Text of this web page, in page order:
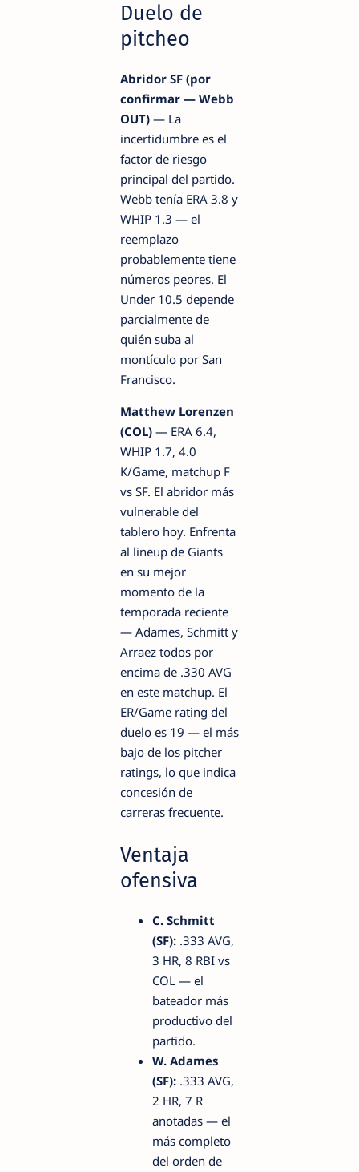
Duelo de
pitcheo
Abridor SF (por
confirmar — Webb
OUT) — La
incertidumbre es el
factor de riesgo
principal del partido.
Webb tenía ERA 3.8 y
WHIP 1.3 — el
reemplazo
probablemente tiene
números peores. El
Under 10.5 depende
parcialmente de
quién suba al
montículo por San
Francisco.
Matthew Lorenzen
(COL) — ERA 6.4,
WHIP 1.7, 4.0
K/Game, matchup F
vs SF. El abridor más
vulnerable del
tablero hoy. Enfrenta
al lineup de Giants
en su mejor
momento de la
temporada reciente
— Adames, Schmitt y
Arraez todos por
encima de .330 AVG
en este matchup. El
ER/Game rating del
duelo es 19 — el más
bajo de los pitcher
ratings, lo que indica
concesión de
carreras frecuente.
Ventaja
ofensiva
C. Schmitt
(SF): .333 AVG,
3 HR, 8 RBI vs
COL — el
bateador más
productivo del
partido.
W. Adames
(SF): .333 AVG,
2 HR, 7 R
anotadas — el
más completo
del orden de